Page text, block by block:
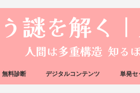
無料診断 デジタルコンテンツ 単発セ